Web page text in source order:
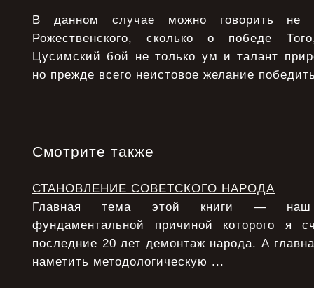
В данном случае можно говорить не
Рожественского, сколько о победе
Цусимский бой не только ум и талант
но прежде всего неистовое желание
Смотрите также
СТАНОВЛЕНИЕ СОВЕТСКОГО НАРОДА
Главная тема этой книги — наш
фундаментальной причиной которого я
последние 20 лет демонтаж народа. А
наметить методологическую ...